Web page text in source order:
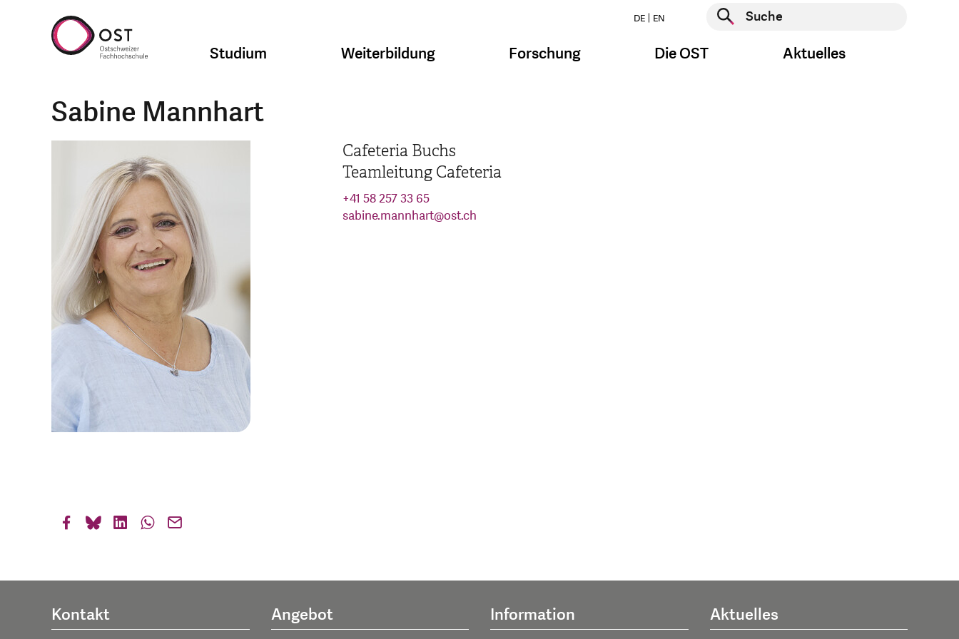
DE EN
Suche starten
Studium Weiterbildung Forschung Die OST Aktuelles
Sabine Mannhart
Cafeteria Buchs
Teamleitung Cafeteria
+41 58 257 33 65
sabine.mannhart@ost.ch
Kontakt Angebot Information Aktuelles